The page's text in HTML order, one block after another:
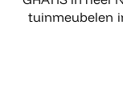
tuinmeubelen